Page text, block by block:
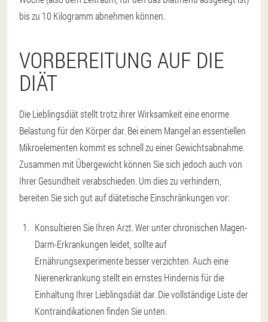
bis zu 10 Kilogramm abnehmen können.
VORBEREITUNG AUF DIE
DIÄT
Die Lieblingsdiät stellt trotz ihrer Wirksamkeit eine enorme
Belastung für den Körper dar. Bei einem Mangel an essentiellen
Mikroelementen kommt es schnell zu einer Gewichtsabnahme.
Zusammen mit Übergewicht können Sie sich jedoch auch von
Ihrer Gesundheit verabschieden. Um dies zu verhindern,
bereiten Sie sich gut auf diätetische Einschränkungen vor:
Konsultieren Sie Ihren Arzt. Wer unter chronischen Magen-
Darm-Erkrankungen leidet, sollte auf
Ernährungsexperimente besser verzichten. Auch eine
Nierenerkrankung stellt ein ernstes Hindernis für die
Einhaltung Ihrer Lieblingsdiät dar. Die vollständige Liste der
Kontraindikationen finden Sie unten.